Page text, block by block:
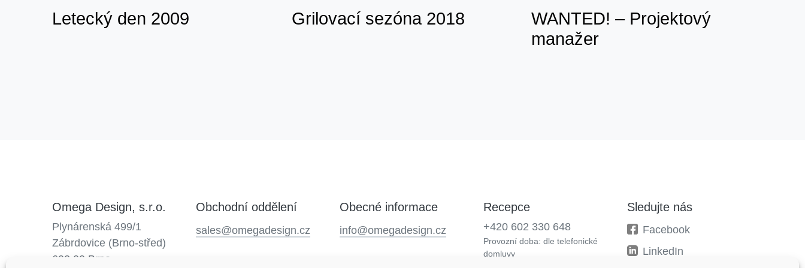
Letecký den 2009 Grilovací sezóna 2018
WANTED! – Projektový
manažer
Omega Design, s.r.o.
Plynárenská 499/1
Zábrdovice (Brno-střed)
602 00 Brno
Obchodní oddělení
sales@omegadesign.cz
Obecné informace
info@omegadesign.cz
Recepce
+420 602 330 648
Provozní doba: dle telefonické
domluvy
Sledujte nás
Facebook
LinkedIn